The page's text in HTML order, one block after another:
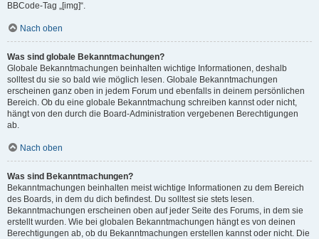
BBCode-Tag „[img]“.
Nach oben
Was sind globale Bekanntmachungen?
Globale Bekanntmachungen beinhalten wichtige Informationen, deshalb
solltest du sie so bald wie möglich lesen. Globale Bekanntmachungen
erscheinen ganz oben in jedem Forum und ebenfalls in deinem persönlichen
Bereich. Ob du eine globale Bekanntmachung schreiben kannst oder nicht,
hängt von den durch die Board-Administration vergebenen Berechtigungen
ab.
Nach oben
Was sind Bekanntmachungen?
Bekanntmachungen beinhalten meist wichtige Informationen zu dem Bereich
des Boards, in dem du dich befindest. Du solltest sie stets lesen.
Bekanntmachungen erscheinen oben auf jeder Seite des Forums, in dem sie
erstellt wurden. Wie bei globalen Bekanntmachungen hängt es von deinen
Berechtigungen ab, ob du Bekanntmachungen erstellen kannst oder nicht. Die